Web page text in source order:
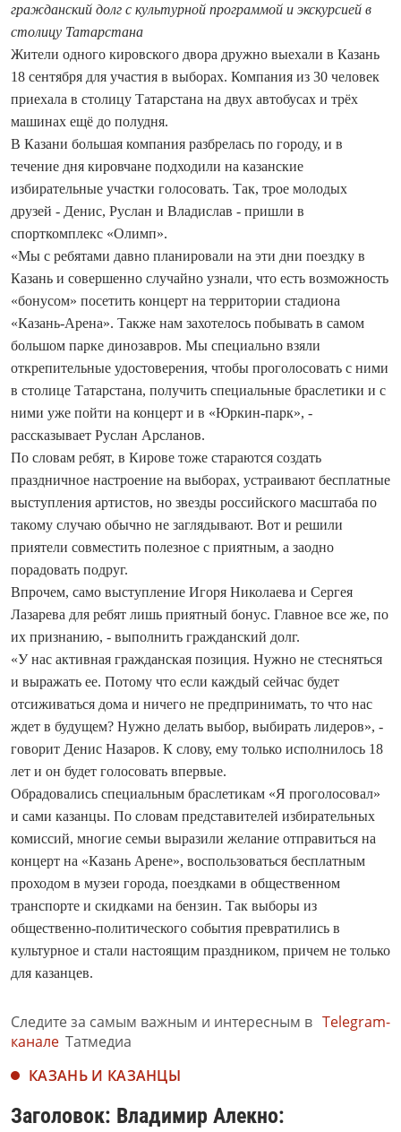
гражданский долг с культурной программой и экскурсией в
столицу Татарстана
Жители одного кировского двора дружно выехали в Казань
18 сентября для участия в выборах. Компания из 30 человек
приехала в столицу Татарстана на двух автобусах и трёх
машинах ещё до полудня.
В Казани большая компания разбрелась по городу, и в
течение дня кировчане подходили на казанские
избирательные участки голосовать. Так, трое молодых
друзей - Денис, Руслан и Владислав - пришли в
спорткомплекс «Олимп».
«Мы с ребятами давно планировали на эти дни поездку в
Казань и совершенно случайно узнали, что есть возможность
«бонусом» посетить концерт на территории стадиона
«Казань-Арена». Также нам захотелось побывать в самом
большом парке динозавров. Мы специально взяли
открепительные удостоверения, чтобы проголосовать с ними
в столице Татарстана, получить специальные браслетики и с
ними уже пойти на концерт и в «Юркин-парк», -
рассказывает Руслан Арсланов.
По словам ребят, в Кирове тоже стараются создать
праздничное настроение на выборах, устраивают бесплатные
выступления артистов, но звезды российского масштаба по
такому случаю обычно не заглядывают. Вот и решили
приятели совместить полезное с приятным, а заодно
порадовать подруг.
Впрочем, само выступление Игоря Николаева и Сергея
Лазарева для ребят лишь приятный бонус. Главное все же, по
их признанию, - выполнить гражданский долг.
«У нас активная гражданская позиция. Нужно не стесняться
и выражать ее. Потому что если каждый сейчас будет
отсиживаться дома и ничего не предпринимать, то что нас
ждет в будущем? Нужно делать выбор, выбирать лидеров», -
говорит Денис Назаров. К слову, ему только исполнилось 18
лет и он будет голосовать впервые.
Обрадовались специальным браслетикам «Я проголосовал»
и сами казанцы. По словам представителей избирательных
комиссий, многие семьи выразили желание отправиться на
концерт на «Казань Арене», воспользоваться бесплатным
проходом в музеи города, поездками в общественном
транспорте и скидками на бензин. Так выборы из
общественно-политического события превратились в
культурное и стали настоящим праздником, причем не только
для казанцев.
Следите за самым важным и интересным в Telegram-
канале Татмедиа
КАЗАНЬ И КАЗАНЦЫ
Заголовок: Владимир Алекно: